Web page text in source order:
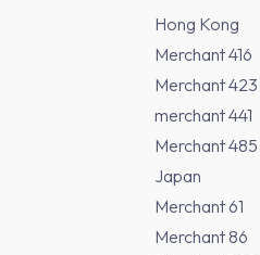
Hong Kong
Merchant 416
Merchant 423
merchant 441
Merchant 485
Japan
Merchant 61
Merchant 86